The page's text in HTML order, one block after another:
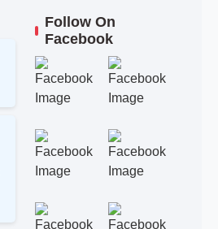
Follow On
Facebook